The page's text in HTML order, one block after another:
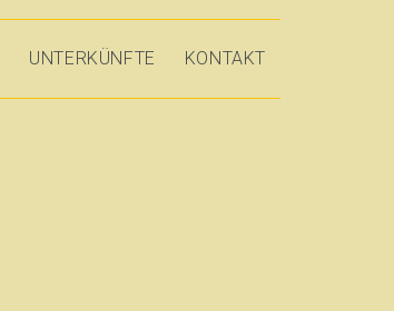
UNTERKÜNFTE KONTAKT